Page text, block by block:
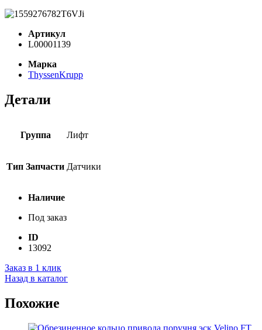
Артикул
L00001139
Марка
ThyssenKrupp
Детали
Группа Лифт
Тип Запчасти Датчики
Наличие
Под заказ
ID
13092
Заказ в 1 клик
Назад в каталог
Похожие